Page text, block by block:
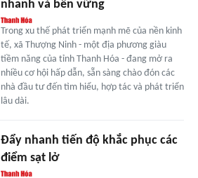
nhanh và bền vững
Trong xu thế phát triển mạnh mẽ của nền kinh
tế, xã Thượng Ninh - một địa phương giàu
tiềm năng của tỉnh Thanh Hóa - đang mở ra
nhiều cơ hội hấp dẫn, sẵn sàng chào đón các
nhà đầu tư đến tìm hiểu, hợp tác và phát triển
lâu dài.
Đẩy nhanh tiến độ khắc phục các
điểm sạt lở